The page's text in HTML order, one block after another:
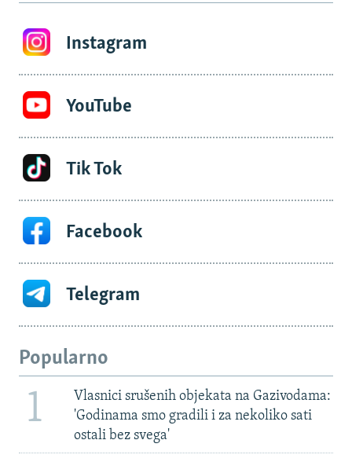
Instagram
YouTube
Tik Tok
Facebook
Telegram
Popularno
1
Vlasnici srušenih objekata na Gazivodama:
'Godinama smo gradili i za nekoliko sati
ostali bez svega'